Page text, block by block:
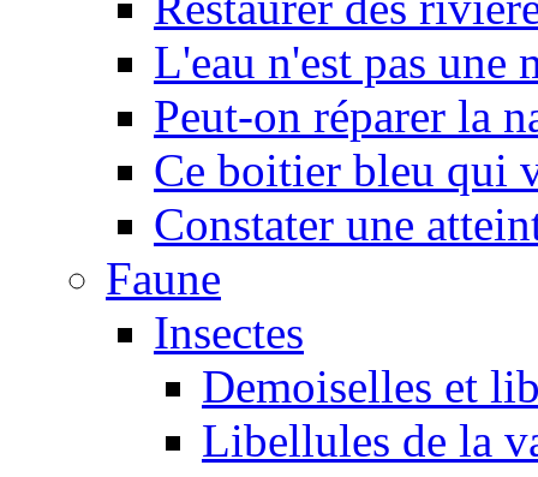
L'eau n'est pas une
Peut-on réparer la
Ce boitier bleu qui
Constater une
Faune
Insectes
Demoiselles et
Libellules de la